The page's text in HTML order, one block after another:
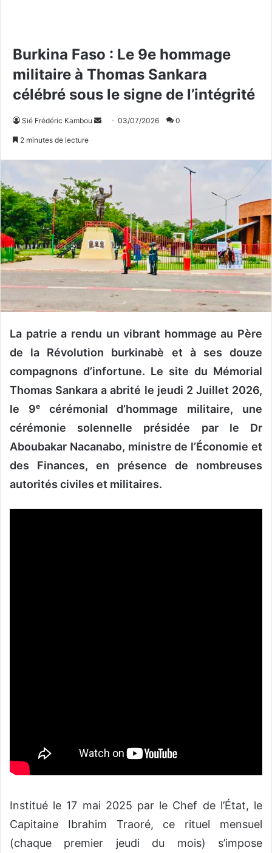
Burkina Faso : Le 9e hommage
militaire à Thomas Sankara
célébré sous le signe de l’intégrité
Sié Frédéric Kambou
e
r
u
c
r
l
03/07/2026 0
2 minutes de lecture
La patrie a rendu un vibrant hommage au Père
de la Révolution burkinabè et à ses douze
compagnons d’infortune. Le site du Mémorial
Thomas Sankara a abrité le jeudi 2 Juillet 2026,
le 9ᵉ cérémonial d’hommage militaire, une
cérémonie solennelle présidée par le Dr
Aboubakar Nacanabo, ministre de l’Économie et
des Finances, en présence de nombreuses
autorités civiles et militaires.
‎Institué le 17 mai 2025 par le Chef de l’État, le
Capitaine Ibrahim Traoré, ce rituel mensuel
(chaque premier jeudi du mois) s’impose